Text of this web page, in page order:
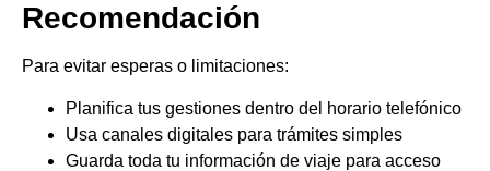
Recomendación
Para evitar esperas o limitaciones:
Planifica tus gestiones dentro del horario telefónico
Usa canales digitales para trámites simples
Guarda toda tu información de viaje para acceso